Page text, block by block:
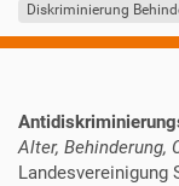
Diskriminierung
Alter, Behinderung,
Landesvereinigung